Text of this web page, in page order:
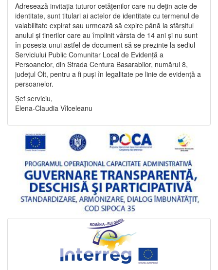
Adresează invitația tuturor cetățenilor care nu dețin acte de
identitate, sunt titulari ai actelor de identitate cu termenul de
valabilitate expirat sau urmează să expire până la sfârșitul
anului și tinerilor care au împlinit vârsta de 14 ani și nu sunt
în posesia unui astfel de document să se prezinte la sediul
Serviciului Public Comunitar Local de Evidență a
Persoanelor, din Strada Centura Basarabilor, numărul 8,
județul Olt, pentru a fi puși în legalitate pe linie de evidență a
persoanelor.
Șef serviciu,
Elena-Claudia Vîlceleanu